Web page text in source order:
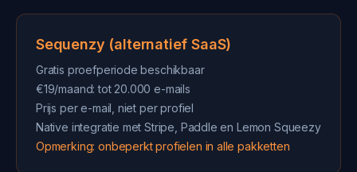
Sequenzy (alternatief SaaS)
Gratis proefperiode beschikbaar
€19/maand: tot 20.000 e-mails
Prijs per e-mail, niet per profiel
Native integratie met Stripe, Paddle en Lemon Squeezy
Opmerking: onbeperkt profielen in alle pakketten